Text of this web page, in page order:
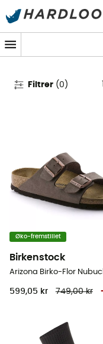
Vandreture
Udstyr
Filtrer (0 )
Øko-fremstillet
Birkenstock
599,05 kr 749,00 kr